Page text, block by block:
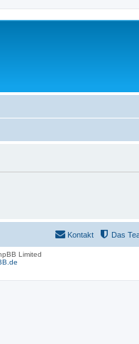
Das
Kontakt
Limited